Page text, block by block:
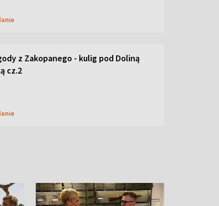
z Zakopanego - kulig pod Doliną
cz.2